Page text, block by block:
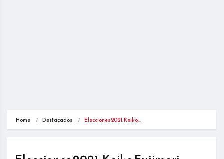
Home Destacados Elecciones 2021: Keiko…